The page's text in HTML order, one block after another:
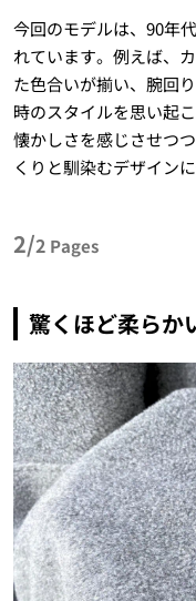
今回のモデルは、90年
れています。例えば、
た色合いが揃い、腕回
時のスタイルを思い起
懐かしさを感じさせつ
くりと馴染むデザイン
2/2 Pages
驚くほど柔らか